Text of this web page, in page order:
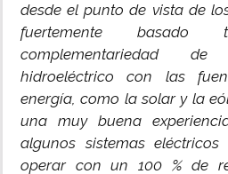
desde el punto de vista de
fuertemente
complementariedad
hidroeléctrico con las
energía, como la solar y la
una muy buena
algunos sistemas
operar con un 100 % de